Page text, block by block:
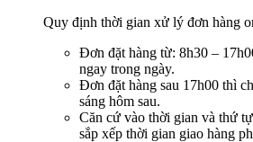
Quy định thời gian xử lý đơn hàng
Đơn đặt hàng từ: 8h30 –
ngay trong ngày.
Đơn đặt hàng sau 17h00 thì
sáng hôm sau.
Căn cứ vào thời gian và thứ
sắp xếp thời gian giao hàng